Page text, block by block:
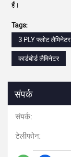
हैं।
Tags:
3 PLY फ्लोट लैमिनेटर
कार्डबोर्ड लैमिनेटर
संपर्क
संपर्क:
टेलीफोन: